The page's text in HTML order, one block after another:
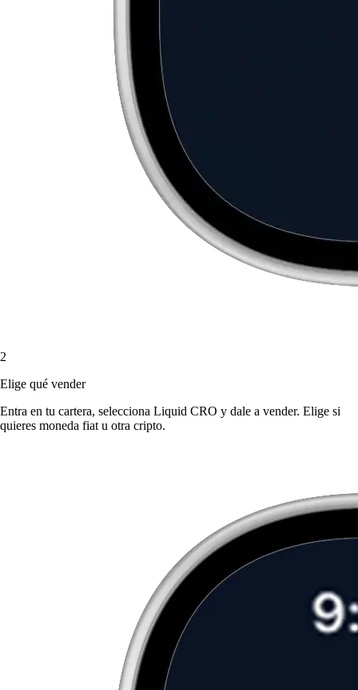
2
Elige qué vender
Entra en tu cartera, selecciona Liquid CRO y dale a vender. Elige si
quieres moneda fiat u otra cripto.